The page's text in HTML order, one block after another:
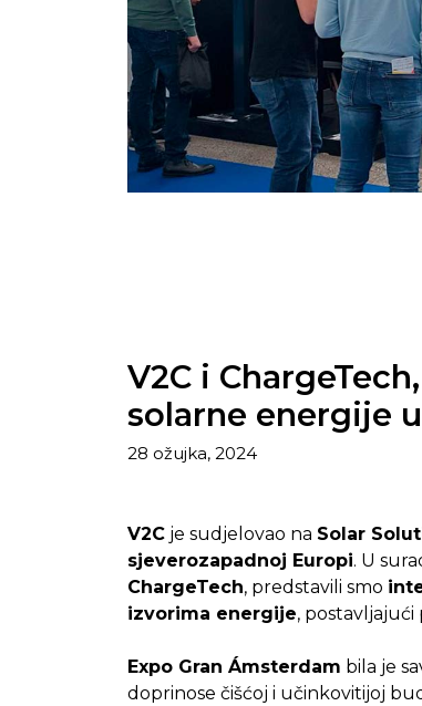
V2C i
solarne energije
28 ožujka, 2024
V2Cje sudjelovao na Solar
sjeverozapadnoj Europi. U
ChargeTech, predstavili smo
izvorima energije,
Expo Gran Ámsterdam bila je
doprinose čišćoj i učinkovitijoj